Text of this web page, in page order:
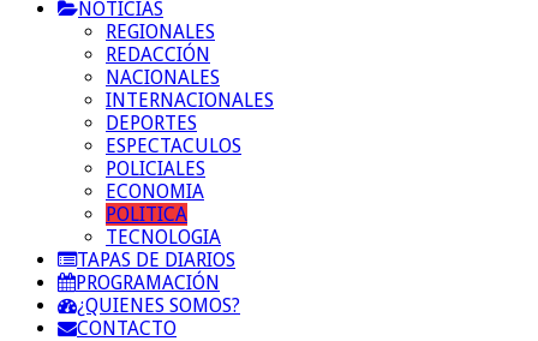
NOTICIAS
REGIONALES
REDACCIÓN
NACIONALES
INTERNACIONALES
DEPORTES
ESPECTACULOS
POLICIALES
ECONOMIA
POLITICA
TECNOLOGIA
TAPAS DE DIARIOS
PROGRAMACIÓN
¿QUIENES SOMOS?
CONTACTO